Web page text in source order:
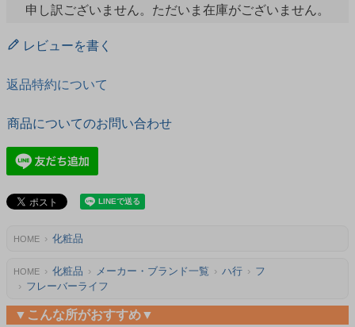
申し訳ございません。ただいま在庫がございません。
レビューを書く
返品特約について
商品についてのお問い合わせ
HOME 化粧品
HOME 化粧品 メーカー・ブランド一覧 ハ行
フ
フレーバーライフ
▼こんな所がおすすめ▼